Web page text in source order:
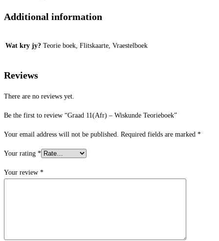
Additional information
Wat kry jy? Teorie boek, Flitskaarte, Vraestelboek
Reviews
There are no reviews yet.
Be the first to review “Graad 11(Afr) – Wiskunde Teorieboek”
Your email address will not be published. Required fields are marked *
Your rating *
Your review *